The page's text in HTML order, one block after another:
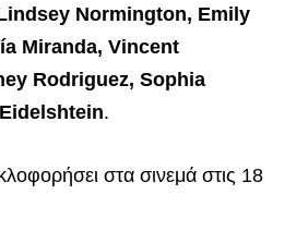
Normington, Emily
Miranda, Vincent
Rodriguez, Sophia
.
στα σινεμά στις 18